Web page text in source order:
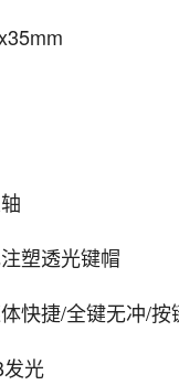
塑透光键帽
快捷/全键无冲/按
光